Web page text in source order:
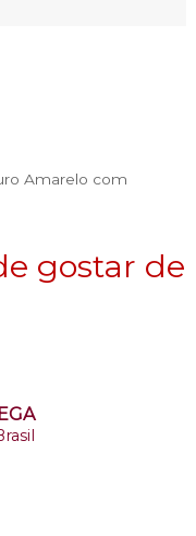
Amarelo com
gostar de